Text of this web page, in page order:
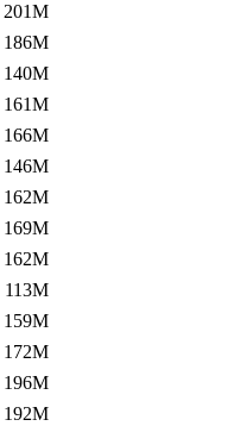
201M
186M
140M
161M
166M
146M
162M
169M
162M
113M
159M
172M
196M
192M